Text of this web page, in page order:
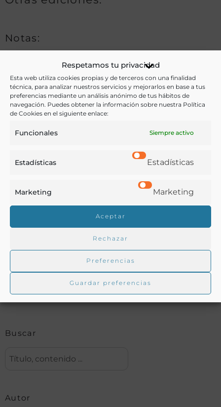
Respetamos tu privacidad
Esta web utiliza cookies propias y de terceros con una finalidad
técnica, para analizar nuestros servicios y mejorarlos en base a tus
preferencias mediante un análisis anónimo de tus hábitos de
navegación. Puedes obtener la información sobre nuestra Política
de Cookies en el siguiente enlace:
Funcionales Siempre activo
Estadísticas Estadísticas
Marketing Marketing
Aceptar
Rechazar
Preferencias
Guardar preferencias
Notas:
Ver más libros de estas materias:
Agricultura ,Alimentos ,Enseñanza,Gastronomía
Industria y Tecnología
Ver más libros con las palabras clave:
Azúcar ,Caña de azúcar Elaboración ,Refinado
COMPARTIR
Buscar en la biblioteca
Biblioteca digital Duque de Ahumada
Buscar
Autor